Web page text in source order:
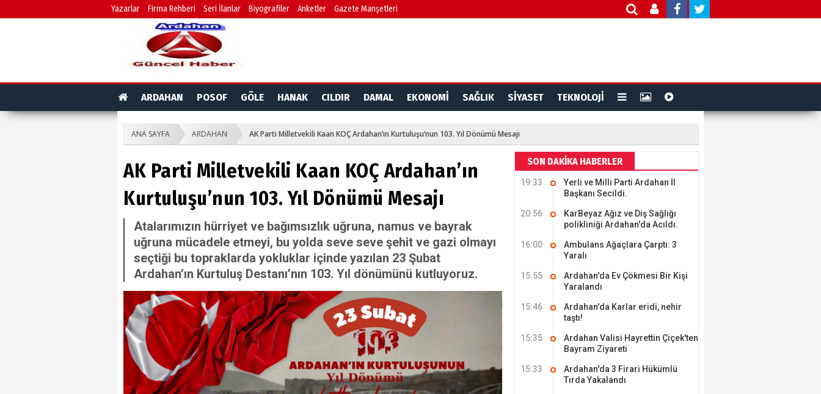
Yazarlar Firma Rehberi Seri İlanlar Biyografiler Anketler Gazete Manşetleri
ARDAHAN POSOF GÖLE HANAK CILDIR DAMAL EKONOMİ SAĞLIK SİYASET TEKNOLOJİ
ANA SAYFA ARDAHAN AK Parti Milletvekili Kaan KOÇ Ardahan’ın Kurtuluşu’nun 103. Yıl Dönümü Mesajı
AK Parti Milletvekili Kaan KOÇ Ardahan’ın
Kurtuluşu’nun 103. Yıl Dönümü Mesajı
Atalarımızın hürriyet ve bağımsızlık uğruna, namus ve bayrak
uğruna mücadele etmeyi, bu yolda seve seve şehit ve gazi olmayı
seçtiği bu topraklarda yokluklar içinde yazılan 23 Şubat
Ardahan’ın Kurtuluş Destanı’nın 103. Yıl dönümünü kutluyoruz.
SON DAKİKA HABERLER
19:33
Yerli ve Milli Parti Ardahan İl
Başkanı Secildi.
20:56
KarBeyaz Ağız ve Diş Sağlığı
polikliniği Ardahan'da Acıldı.
16:00
Ambulans Ağaçlara Çarptı: 3
Yaralı
15:55
Ardahan'da Ev Çökmesi Bir Kişi
Yaralandı
15:46
Ardahan'da Karlar eridi, nehir
taştı!
15:35
Ardahan Valisi Hayrettin Çiçek'ten
Bayram Ziyareti
15:33
Ardahan'da 3 Firari Hükümlü
Tırda Yakalandı